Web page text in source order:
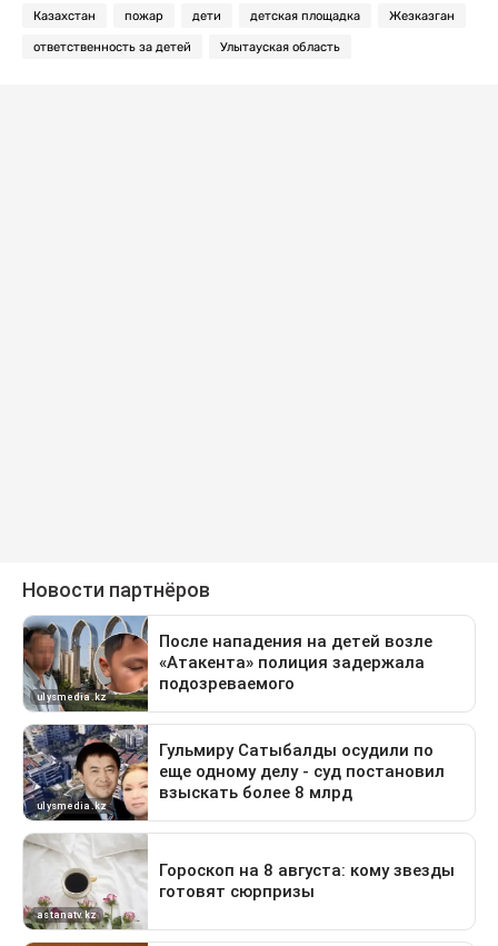
Казахстан пожар дети детская площадка Жезказган
ответственность за детей Улытауская область